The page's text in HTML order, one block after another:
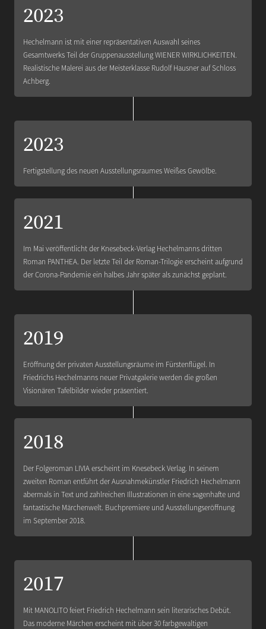
2023
Hechelmann ist mit einer repräsentativen Auswahl seines
Gesamtwerks Teil der Gruppenausstellung WIENER WIRKLICHKEITEN.
Realistische Malerei aus der Meisterklasse Rudolf Hausner auf Schloss
Achberg.
2023
Fertigstellung des neuen Ausstellungsraumes Weißes Gewölbe.
2021
Im Mai veröffentlicht der Knesebeck-Verlag Hechelmanns dritten
Roman PANTHEA. Der letzte Teil der Roman-Trilogie erscheint aufgrund
der Corona-Pandemie ein halbes Jahr später als zunächst geplant.
2019
Eröffnung der privaten Ausstellungsräume im Fürstenflügel. In
Friedrichs Hechelmanns neuer Privatgalerie werden die großen
Visionären Tafelbilder wieder präsentiert.
2018
Der Folgeroman LIVIA erscheint im Knesebeck Verlag. In seinem
zweiten Roman entführt der Ausnahmekünstler Friedrich Hechelmann
abermals in Text und zahlreichen Illustrationen in eine sagenhafte und
fantastische Märchenwelt. Buchpremiere und Ausstellungseröffnung
im September 2018.
2017
Mit MANOLITO feiert Friedrich Hechelmann sein literarisches Debüt.
Das moderne Märchen erscheint mit über 30 farbgewaltigen